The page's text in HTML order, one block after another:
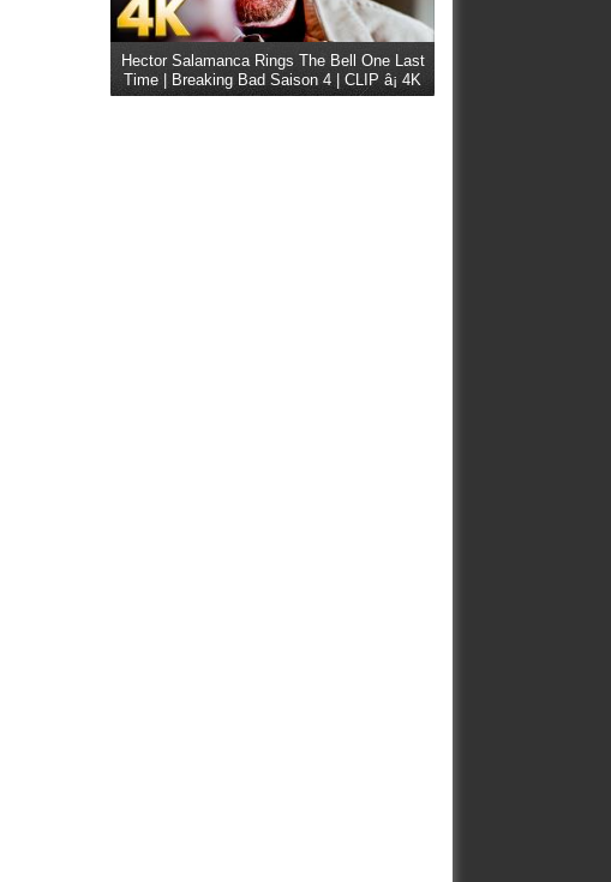
Hector Salamanca Rings The Bell One Last
Time | Breaking Bad Saison 4 | CLIP â¡ 4K